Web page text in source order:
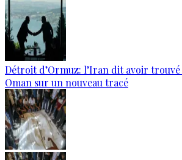
Détroit d’Ormuz: l’Iran dit avoir trouvé
Oman sur un nouveau tracé